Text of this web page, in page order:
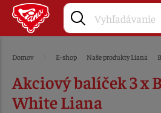
Domov E-shop Naše produkty Liana
Akciový balíček 3 x
White Liana